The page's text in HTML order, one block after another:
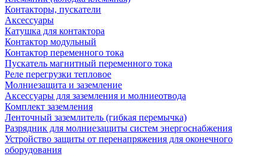
Контакторы, пускатели
Аксессуары
Катушка для контактора
Контактор модульный
Контактор переменного тока
Пускатель магнитный переменного тока
Реле перегрузки тепловое
Молниезащита и заземление
Аксессуары для заземления и молниеотвода
Комплект заземления
Ленточный заземлитель (гибкая перемычка)
Разрядник для молниезащиты систем энергоснабжения
Устройство защиты от перенапряжения для оконечного
оборудования